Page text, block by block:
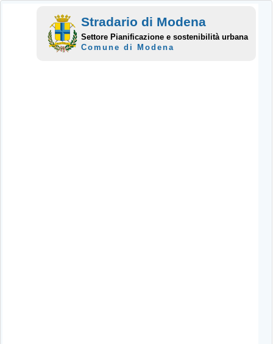
Stradario di Modena
Settore Pianificazione e sostenibilità urbana
Comune di Modena